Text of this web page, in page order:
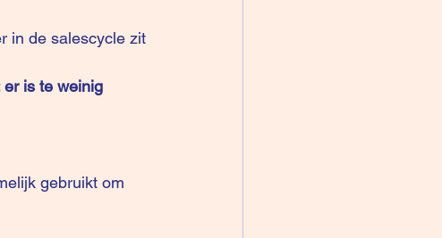
in de salescycle zit
is te weinig
gebruikt om